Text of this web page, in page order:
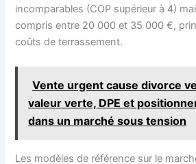
incomparables (COP supérieur à 4)
compris entre 20 000 et 35 000 €,
coûts de terrassement.
Vente urgent cause divorce
valeur verte, DPE et
dans un marché sous tension
Les modèles de référence sur le